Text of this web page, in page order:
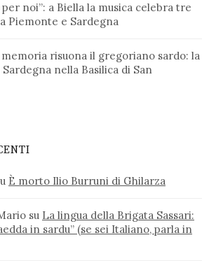
per noi”: a Biella la musica celebra tre
Piemonte e Sardegna
risuona il gregoriano sardo: la
nella Basilica di San
È morto Ilio Burruni di Ghilarza
su La lingua della Brigata Sassari:
in sardu” (se sei Italiano, parla in